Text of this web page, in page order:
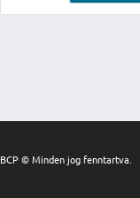
BCP © Minden jog fenntartva.